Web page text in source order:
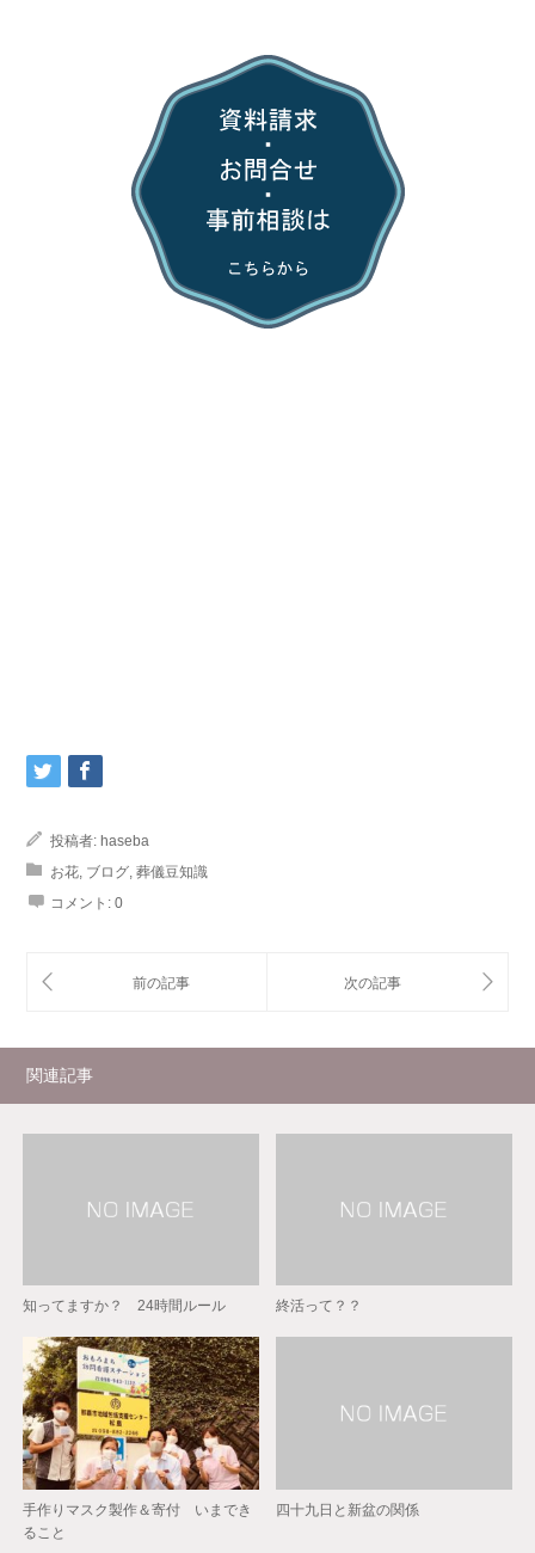
投稿者: haseba
お花, ブログ, 葬儀豆知識
コメント: 0
関連記事
知ってますか？ 24時間ルール 終活って？？
手作りマスク製作＆寄付 いまでき
ること
四十九日と新盆の関係